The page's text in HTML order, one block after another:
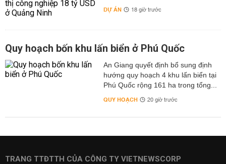
DỰ ÁN 18 giờ trước
Quy hoạch bốn khu lấn biển ở Phú Quốc
An Giang quyết định bổ sung định
hướng quy hoạch 4 khu lấn biển tại
Phú Quốc rộng 161 ha trong tổng...
QUY HOẠCH 20 giờ trước
TRANG TTĐTTH CỦA CÔNG TY VIETNEWSCORP